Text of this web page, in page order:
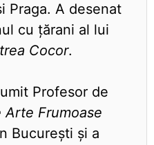
Praga. A desenat
cu țărani al lui
Cocor.
Profesor de
Frumoase
București și a